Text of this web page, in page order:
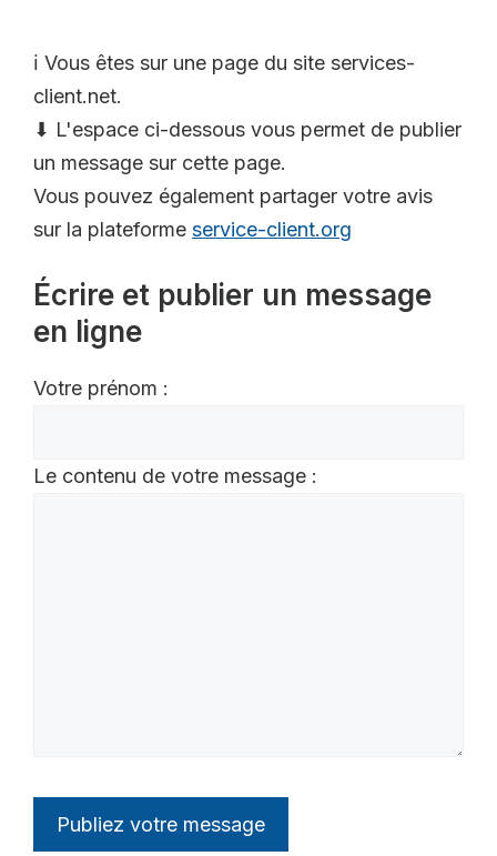
ℹ️ Vous êtes sur une page du site services-
client.net.
⬇ L'espace ci-dessous vous permet de publier
un message sur cette page.
Vous pouvez également partager votre avis
sur la plateforme service-client.org
Écrire et publier un message
en ligne
Votre prénom :
Le contenu de votre message :